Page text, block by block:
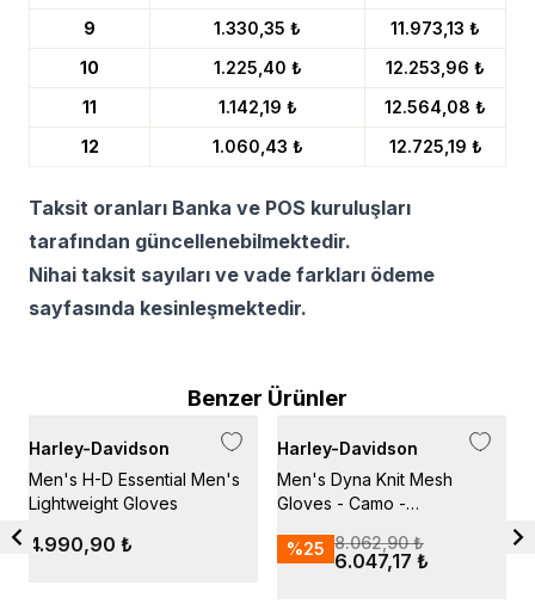
9
1.330,35 ₺
11.973,13 ₺
10
1.225,40 ₺
12.253,96 ₺
11
1.142,19 ₺
12.564,08 ₺
12
1.060,43 ₺ 12.725,19 ₺
Taksit oranları Banka ve POS kuruluşları
tarafından güncellenebilmektedir.
Nihai taksit sayıları ve vade farkları ödeme
sayfasında kesinleşmektedir.
Benzer Ürünler
Harley-Davidson
Men's H-D Essential Men's
Lightweight Gloves
4.990,90 ₺
Harley-Davidson
Men's Dyna Knit Mesh
Gloves - Camo -
%25 8.062,90 ₺
6.047,17 ₺